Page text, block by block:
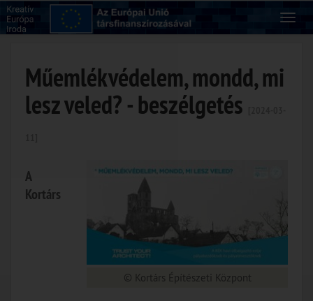
Műemlékvédelem, mondd, mi
lesz veled? - beszélgetés
© Kortárs Építészeti Központ
A
Kortárs